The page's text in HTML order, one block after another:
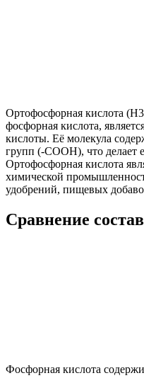
Ортофосфорная кислота
фосфорная кислота,
кислоты. Её молекула
групп (-COOH), что делает
Ортофосфорная кислота
химической
удобрений, пищевых
Сравнение
Фосфорная кислота